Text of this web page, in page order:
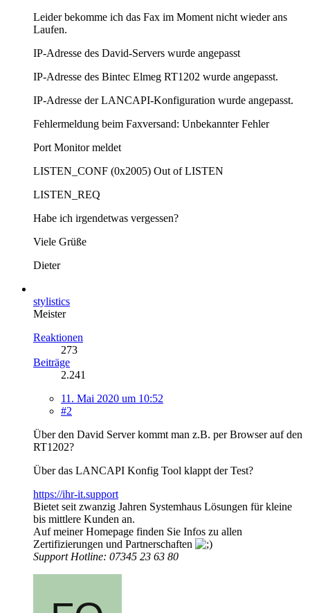
Leider bekomme ich das Fax im Moment nicht wieder ans
Laufen.
IP-Adresse des David-Servers wurde angepasst
IP-Adresse des Bintec Elmeg RT1202 wurde angepasst.
IP-Adresse der LANCAPI-Konfiguration wurde angepasst.
Fehlermeldung beim Faxversand: Unbekannter Fehler
Port Monitor meldet
LISTEN_CONF (0x2005) Out of LISTEN
LISTEN_REQ
Habe ich irgendetwas vergessen?
Viele Grüße
Dieter
stylistics
Meister
Reaktionen
273
Beiträge
2.241
11. Mai 2020 um 10:52
#2
Über den David Server kommt man z.B. per Browser auf den
RT1202?
Über das LANCAPI Konfig Tool klappt der Test?
https://ihr-it.support
Bietet seit zwanzig Jahren Systemhaus Lösungen für kleine
bis mittlere Kunden an.
Auf meiner Homepage finden Sie Infos zu allen
Zertifizierungen und Partnerschaften
Support Hotline: 07345 23 63 80